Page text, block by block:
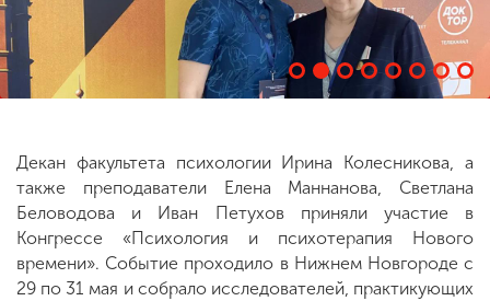
Декан факультета психологии Ирина Колесникова, а
также преподаватели Елена Маннанова, Светлана
Беловодова и Иван Петухов приняли участие в
Конгрессе «Психология и психотерапия Нового
времени». Событие проходило в Нижнем Новгороде с
29 по 31 мая и собрало исследователей, практикующих